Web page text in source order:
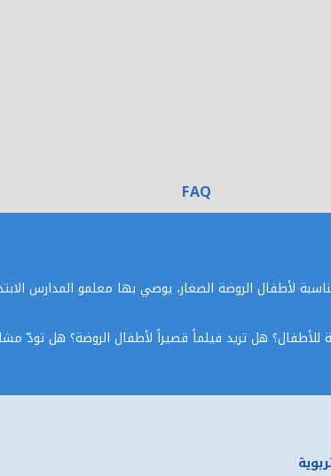
FAQ
سنوات، وهي أفلام قصيرة مناسبة لأطفال الروضة الصغار، يوصي بها
هل تريد فيلماً قصيراً لأطفال الروضة؟ هل تودّ